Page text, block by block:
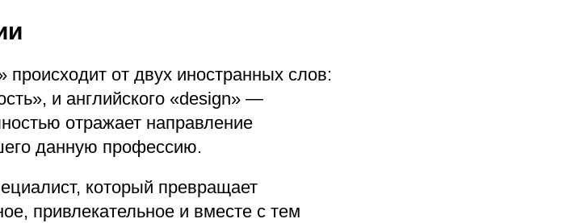
от двух иностранных слов:
и английского «design» —
отражает направление
данную профессию.
который превращает
привлекательное и вместе с тем